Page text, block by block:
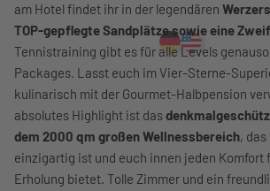
am Hotel findet ihr in der legendären
TOP-gepflegte Sandplätze sowie eine
Tennistraining gibt es für alle Levels
Packages. Lasst euch im Vier-Sterne-
kulinarisch mit der Gourmet-Halbpension
absolutes Highlight ist das
dem 2000 qm großen Wellnessbereich, das
einzigartig ist und euch innen jeden Komfort
Erholung bietet. Tolle Zimmer und ein